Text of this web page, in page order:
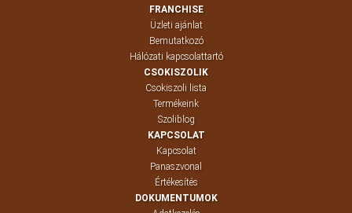
FRANCHISE
Üzleti ajánlat
Bemutatkozó
Hálózati kapcsolattartó
CSOKISZOLIK
Csokiszoli lista
Termékeink
Szoliblog
KAPCSOLAT
Kapcsolat
Panaszvonal
Értékesítés
DOKUMENTUMOK